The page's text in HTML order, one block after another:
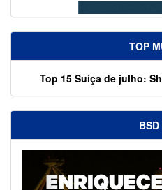
TOP
Top 15 Suíça de julho:
BSD